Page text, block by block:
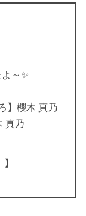
～✨
】櫻木 真乃
真乃